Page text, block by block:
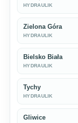
HYDRAULIK
Zielona Góra
HYDRAULIK
Bielsko Biała
HYDRAULIK
Tychy
HYDRAULIK
Gliwice